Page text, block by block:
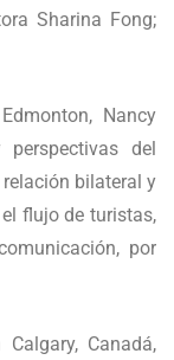
Sharina Fong;
Nancy
del
bilateral y
flujo de turistas,
por
Canadá,